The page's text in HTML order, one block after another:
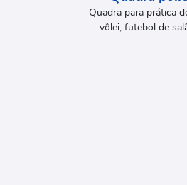
Quadra para prática
vôlei, futebol de